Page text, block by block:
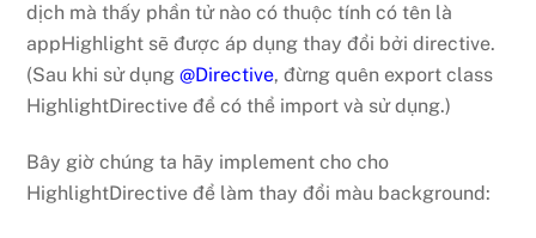
dịch mà thấy phần tử nào có thuộc tính có tên là
appHighlight sẽ được áp dụng thay đổi bởi directive.
(Sau khi sử dụng@Directive, đừng quên export class
HighlightDirective để có thể import và sử dụng.)
Bây giờ chúng ta hãy implement cho cho
HighlightDirective để làm thay đổi màu background: